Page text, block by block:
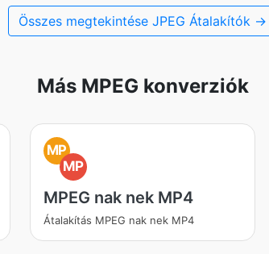
Összes megtekintése JPEG Átalakítók →
Más MPEG konverziók
MP
MP
MPEG nak nek MP4
Átalakítás MPEG nak nek MP4